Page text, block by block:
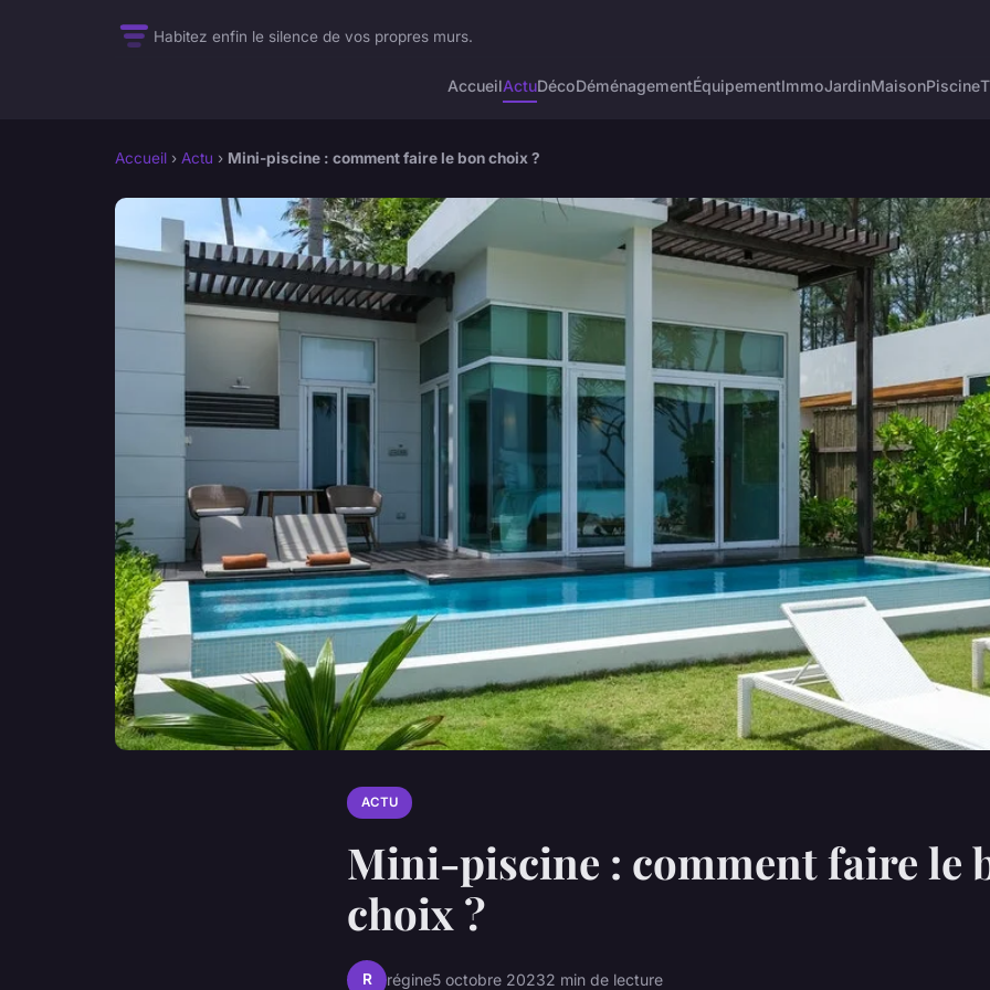
Habitez enfin le silence de vos propres murs.
AccueilActuDécoDéménagementÉquipementImmoJardinMaisonPiscine
Accueil › Actu › Mini-piscine : comment faire le bon choix ?
ACTU
Mini-piscine : comment faire le
choix ?
R régine5 octobre 20232 min de lecture